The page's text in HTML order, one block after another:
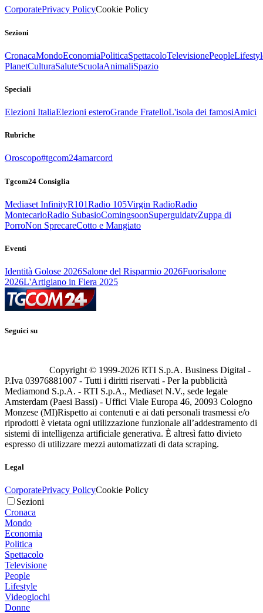
CorporatePrivacy PolicyCookie Policy
Sezioni
CronacaMondoEconomiaPoliticaSpettacoloTelevisionePeople
PlanetCulturaSaluteScuolaAnimaliSpazio
Speciali
Elezioni ItaliaElezioni esteroGrande FratelloL'isola dei famosiAmici
Rubriche
Oroscopo#tgcom24amarcord
Tgcom24 Consiglia
Mediaset InfinityR101Radio 105Virgin RadioRadio
MontecarloRadio SubasioComingsoonSuperguidatvZuppa di
PorroNon SprecareCotto e Mangiato
Eventi
Identità Golose 2026Salone del Risparmio 2026Fuorisalone
2026L'Artigiano in Fiera 2025
Seguici su
Copyright © 1999-2026 RTI S.p.A. Business Digital -
P.Iva 03976881007 - Tutti i diritti riservati - Per la pubblicità
Mediamond S.p.A. - RTI S.p.A., Mediaset N.V., sede legale
Amsterdam (Paesi Bassi) - Uffici Viale Europa 46, 20093 Cologno
Monzese (MI)Rispetto ai contenuti e ai dati personali trasmessi e/o
riprodotti è vietata ogni utilizzazione funzionale all’addestramento di
sistemi di intelligenza artificiale generativa. È altresì fatto divieto
espresso di utilizzare mezzi automatizzati di data scraping.
Legal
CorporatePrivacy PolicyCookie Policy
Sezioni
Cronaca
Mondo
Economia
Politica
Spettacolo
Televisione
People
Lifestyle
Videogiochi
Donne